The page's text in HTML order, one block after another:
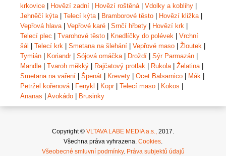
krkovice | Hovězí zadní | Hovězí roštěná | Vdolky a koblihy |
Jehněčí kýta | Telecí kýta | Bramborové těsto | Hovězí kližka |
Vepřová hlava | Vepřové karé | Srnčí hřbety | Hovězí krk |
Telecí plec | Tvarohové těsto | Knedlíčky do polévek | Vrchní
šál | Telecí krk | Smetana na šlehání | Vepřové maso | Žloutek |
Tymián | Koriandr| Sójová omáčka | Droždí | Sýr Parmazán |
Mandle | Tvaroh měkký | Rajčatový protlak | Rukola | Želatina |
Smetana na vaření | Špenát | Krevety | Ocet Balsamico | Mák |
Petržel kořenová | Fenykl | Kopr| Telecí maso | Kokos |
Ananas | Avokádo | Brusinky
Copyright © VLTAVA LABE MEDIA a.s.,
2017.
Všechna práva vyhrazena. Cookies
Všeobecné smluvní podmínky. Práva subjektů údajů